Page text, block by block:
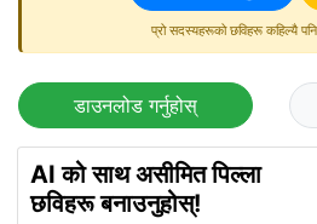
प्रो सदस्यहरूको छविहरू कहिल्यै
डाउनलोड गर्नुहोस्
AI को साथ असीमित पिल्ला
छविहरू बनाउनुहोस्!